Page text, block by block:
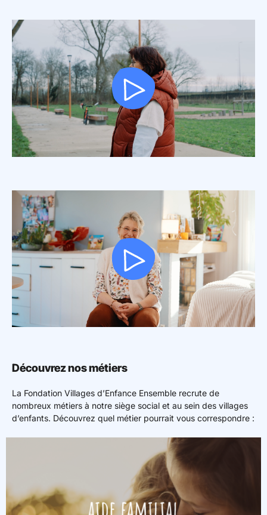
Découvrez nos métiers
La Fondation Villages d’Enfance Ensemble recrute de
nombreux métiers à notre siège social et au sein des villages
d’enfants. Découvrez quel métier pourrait vous correspondre :